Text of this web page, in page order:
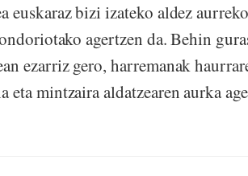
euskaraz bizi izateko aldez
agertzen da. Behin
ezarriz gero, harremanak
eta mintzaira aldatzearen aurka